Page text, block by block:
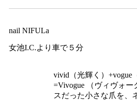
nail NIFULa
女池I.C.より車で５分
vivid（光輝く）+vogue
=Vivogue （ヴィヴォ
スだった小さな爪を、